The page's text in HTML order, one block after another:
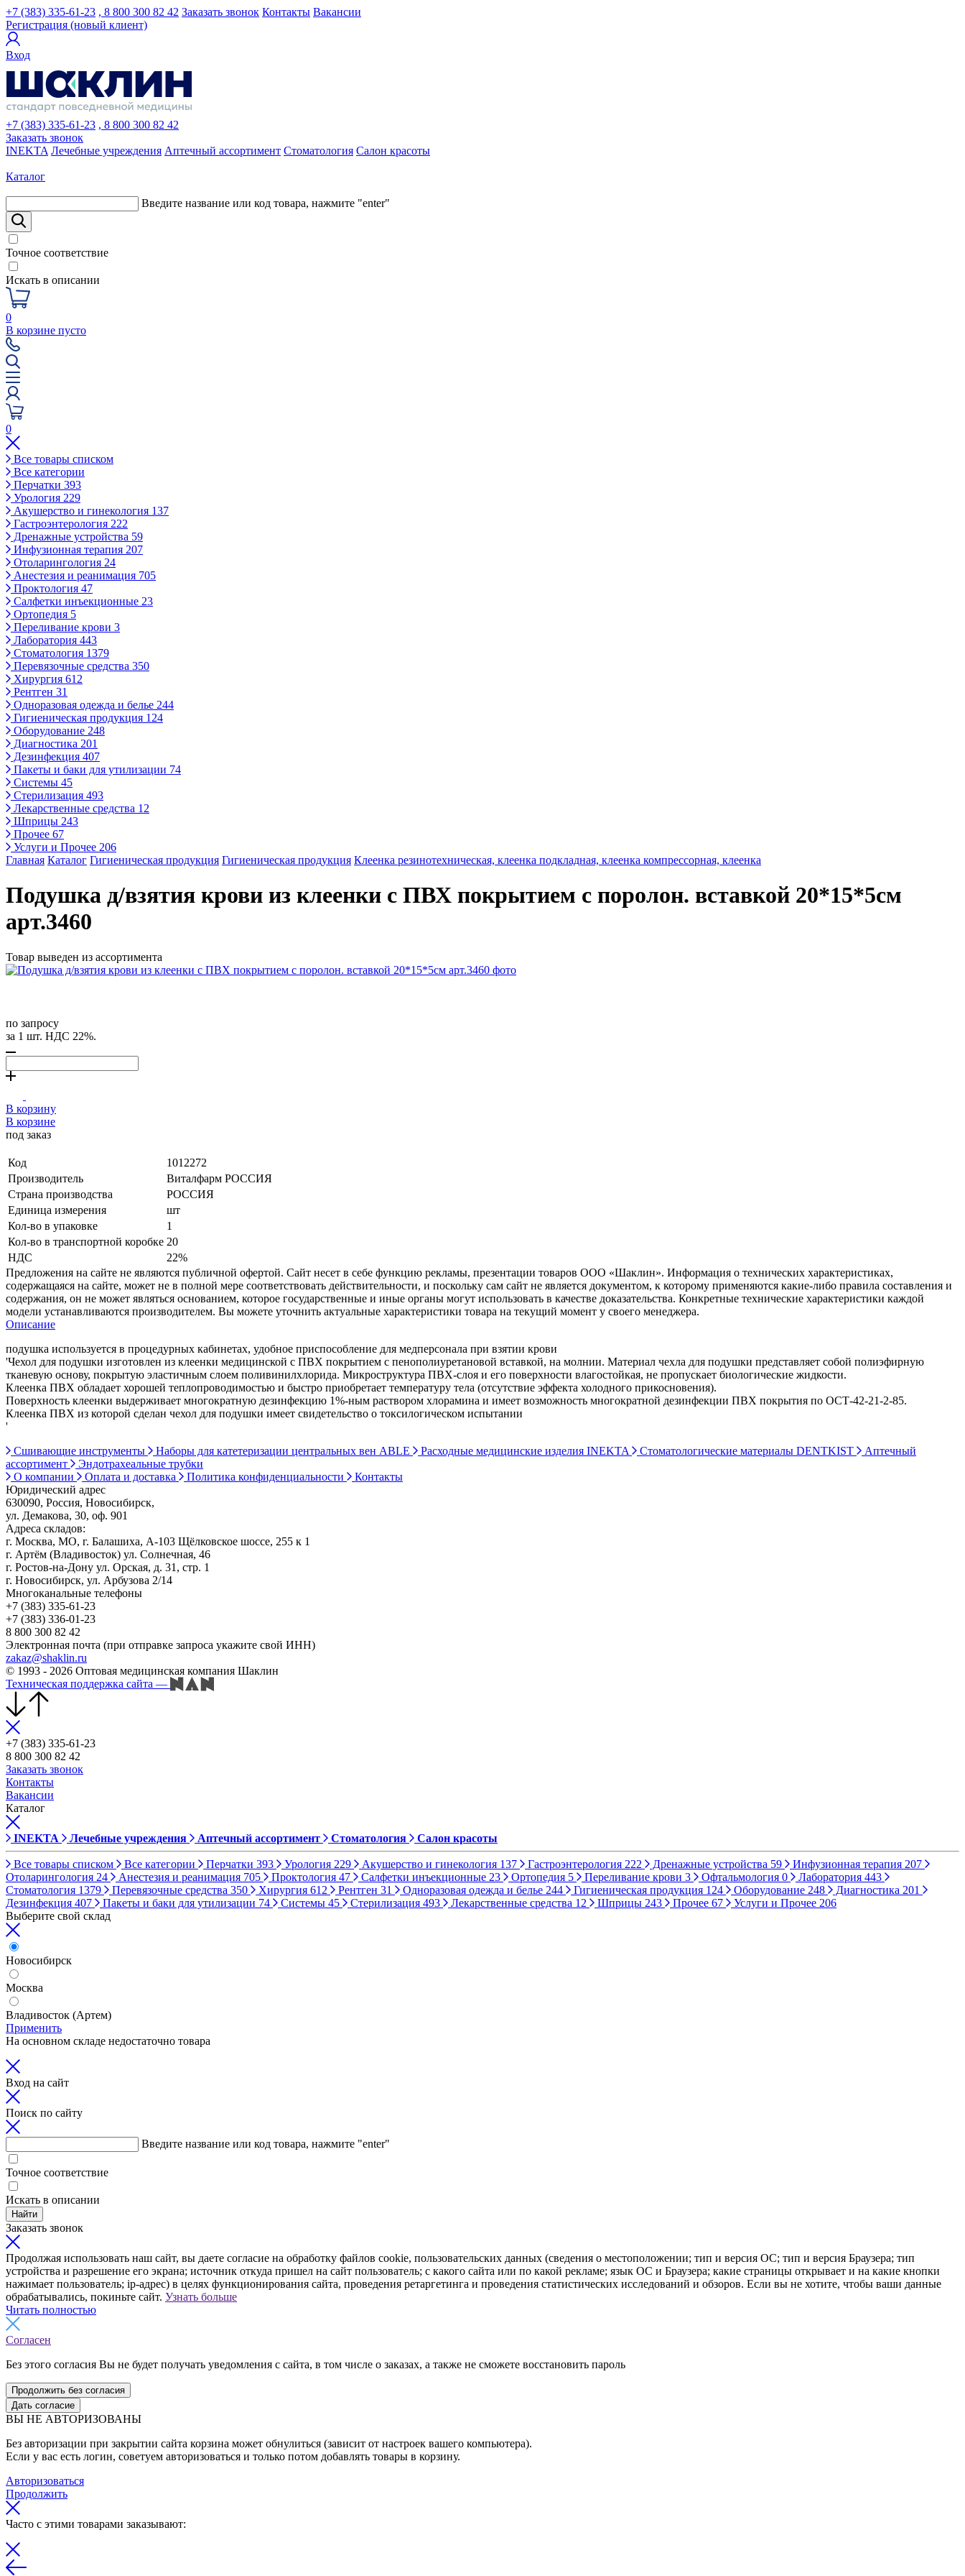
+7 (383) 335-61-23 , 8 800 300 82 42 Заказать звонок Контакты Вакансии
Регистрация (новый клиент)
Вход
+7 (383) 335-61-23 , 8 800 300 82 42
Заказать звонок
INEKTA Лечебные учреждения Аптечный ассортимент Стоматология Салон красоты
Каталог
Введите название или код товара, нажмите "enter"
Точное соответствие
Искать в описании
0
В корзине пусто
0
Все товары списком
Все категории
Перчатки 393
Урология 229
Акушерство и гинекология 137
Гастроэнтерология 222
Дренажные устройства 59
Инфузионная терапия 207
Отоларингология 24
Анестезия и реанимация 705
Проктология 47
Салфетки инъекционные 23
Ортопедия 5
Переливание крови 3
Лаборатория 443
Стоматология 1379
Перевязочные средства 350
Хирургия 612
Рентген 31
Одноразовая одежда и белье 244
Гигиеническая продукция 124
Оборудование 248
Диагностика 201
Дезинфекция 407
Пакеты и баки для утилизации 74
Системы 45
Стерилизация 493
Лекарственные средства 12
Шприцы 243
Прочее 67
Услуги и Прочее 206
Главная Каталог Гигиеническая продукция Гигиеническая продукция Клеенка резинотехническая, клеенка подкладная, клеенка компрессорная, клеенка
Подушка д/взятия крови из клеенки с ПВХ покрытием с поролон. вставкой 20*15*5см
арт.3460
Товар выведен из ассортимента
по запросу
за 1 шт. НДС 22%.
В корзину
В корзине
под заказ
Код
1012272
Производитель
Виталфарм РОССИЯ
Страна производства
РОССИЯ
Единица измерения
шт
Кол-во в упаковке
1
Кол-во в транспортной коробке 20
НДС
22%
Предложения на сайте не являются публичной офертой. Сайт несет в себе функцию рекламы, презентации товаров ООО «Шаклин». Информация о технических характеристиках,
содержащаяся на сайте, может не в полной мере соответствовать действительности, и поскольку сам сайт не является документом, к которому применяются какие-либо правила составления и
содержания, он не может являться основанием, которое государственные и иные органы могут использовать в качестве доказательства. Конкретные технические характеристики каждой
модели устанавливаются производителем. Вы можете уточнить актуальные характеристики товара на текущий момент у своего менеджера.
Описание
подушка используется в процедурных кабинетах, удобное приспособление для медперсонала при взятии крови
'Чехол для подушки изготовлен из клеенки медицинской с ПВХ покрытием с пенополиуретановой вставкой, на молнии. Материал чехла для подушки представляет собой полиэфирную
тканевую основу, покрытую эластичным слоем поливинилхлорида. Микроструктура ПВХ-слоя и его поверхности влагостойкая, не пропускает биологические жидкости.
Клеенка ПВХ обладает хорошей теплопроводимостью и быстро приобретает температуру тела (отсутствие эффекта холодного прикосновения).
Поверхность клеенки выдерживает многократную дезинфекцию 1%-ным раствором хлорамина и имеет возможность многократной дезинфекции ПВХ покрытия по ОСТ-42-21-2-85.
Клеенка ПВХ из которой сделан чехол для подушки имеет свидетельство о токсилогическом испытании
'
Сшивающие инструменты
Наборы для катетеризации центральных вен ABLE Расходные медицинские изделия INEKTA Стоматологические материалы DENTKIST
Аптечный
ассортимент
Эндотрахеальные трубки
О компании
Оплата и доставка Политика конфиденциальности
Контакты
Юридический адрес
630090, Россия, Новосибирск,
ул. Демакова, 30, оф. 901
Адреса складов:
г. Москва, МО, г. Балашиха, А-103 Щёлковское шоссе, 255 к 1
г. Артём (Владивосток) ул. Солнечная, 46
г. Ростов-на-Дону ул. Орская, д. 31, стр. 1
г. Новосибирск, ул. Арбузова 2/14
Многоканальные телефоны
+7 (383) 335-61-23
+7 (383) 336-01-23
8 800 300 82 42
Электронная почта (при отправке запроса укажите свой ИНН)
zakaz@shaklin.ru
© 1993 - 2026 Оптовая медицинская компания Шаклин
Техническая поддержка сайта —
+7 (383) 335-61-23
8 800 300 82 42
Заказать звонок
Контакты
Вакансии
Каталог
INEKTA Лечебные учреждения Аптечный ассортимент Стоматология Салон красоты
Все товары списком Все категории Перчатки 393 Урология 229 Акушерство и гинекология 137 Гастроэнтерология 222 Дренажные устройства 59 Инфузионная терапия 207
Отоларингология 24 Анестезия и реанимация 705 Проктология 47 Салфетки инъекционные 23 Ортопедия 5 Переливание крови 3 Офтальмология 0 Лаборатория 443
Стоматология 1379 Перевязочные средства 350 Хирургия 612 Рентген 31 Одноразовая одежда и белье 244 Гигиеническая продукция 124 Оборудование 248 Диагностика 201
Дезинфекция 407 Пакеты и баки для утилизации 74 Системы 45 Стерилизация 493 Лекарственные средства 12 Шприцы 243 Прочее 67 Услуги и Прочее 206
Выберите свой склад
Новосибирск
Москва
Владивосток (Артем)
Применить
На основном складе недостаточно товара
Вход на сайт
Поиск по сайту
Введите название или код товара, нажмите "enter"
Точное соответствие
Искать в описании
Найти
Заказать звонок
Продолжая использовать наш сайт, вы даете согласие на обработку файлов cookie, пользовательских данных (сведения о местоположении; тип и версия ОС; тип и версия Браузера; тип
устройства и разрешение его экрана; источник откуда пришел на сайт пользователь; с какого сайта или по какой рекламе; язык ОС и Браузера; какие страницы открывает и на какие кнопки
нажимает пользователь; ip-адрес) в целях функционирования сайта, проведения ретаргетинга и проведения статистических исследований и обзоров. Если вы не хотите, чтобы ваши данные
обрабатывались, покиньте сайт. Узнать больше
Читать полностью
Согласен
Без этого согласия Вы не будет получать уведомления с сайта, в том числе о заказах, а также не сможете восстановить пароль
Продолжить без согласия
Дать согласие
ВЫ НЕ АВТОРИЗОВАНЫ
Без авторизации при закрытии сайта корзина может обнулиться (зависит от настроек вашего компьютера).
Если у вас есть логин, советуем авторизоваться и только потом добавлять товары в корзину.
Авторизоваться
Продолжить
Часто с этими товарами заказывают: